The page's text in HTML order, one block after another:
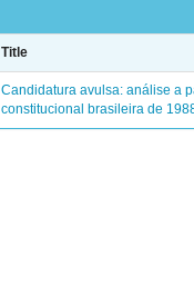
Title
Candidatura avulsa: análise a
constitucional brasileira de